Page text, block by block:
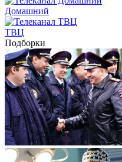
Домашний
ТВЦ
Подборки